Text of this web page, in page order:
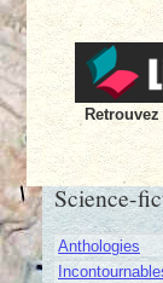
Science-
Anthologies